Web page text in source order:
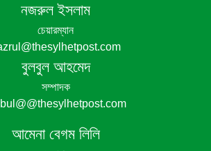
শেখ হাসিনার দুঃসাহসিক ডিসেম্বর অভিযাত্রা
সরকার কী তাকে ঠেকাতে পারবে ||
নজরুল ইসলাম
চেয়ারম্যান
বুলবুল আহমেদ
সম্পাদক
আমেনা বেগম লিলি